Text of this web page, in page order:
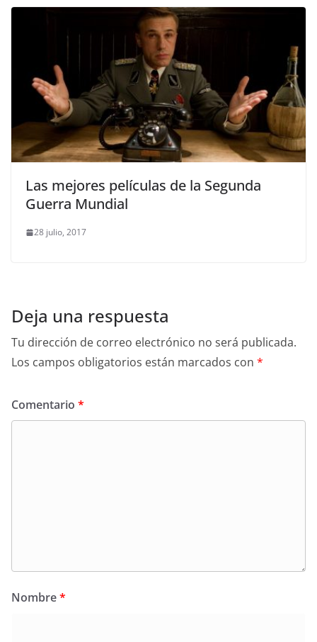
Las mejores películas de la Segunda
Guerra Mundial
28 julio, 2017
Deja una respuesta
Tu dirección de correo electrónico no será publicada.
Los campos obligatorios están marcados con *
Comentario *
Nombre*